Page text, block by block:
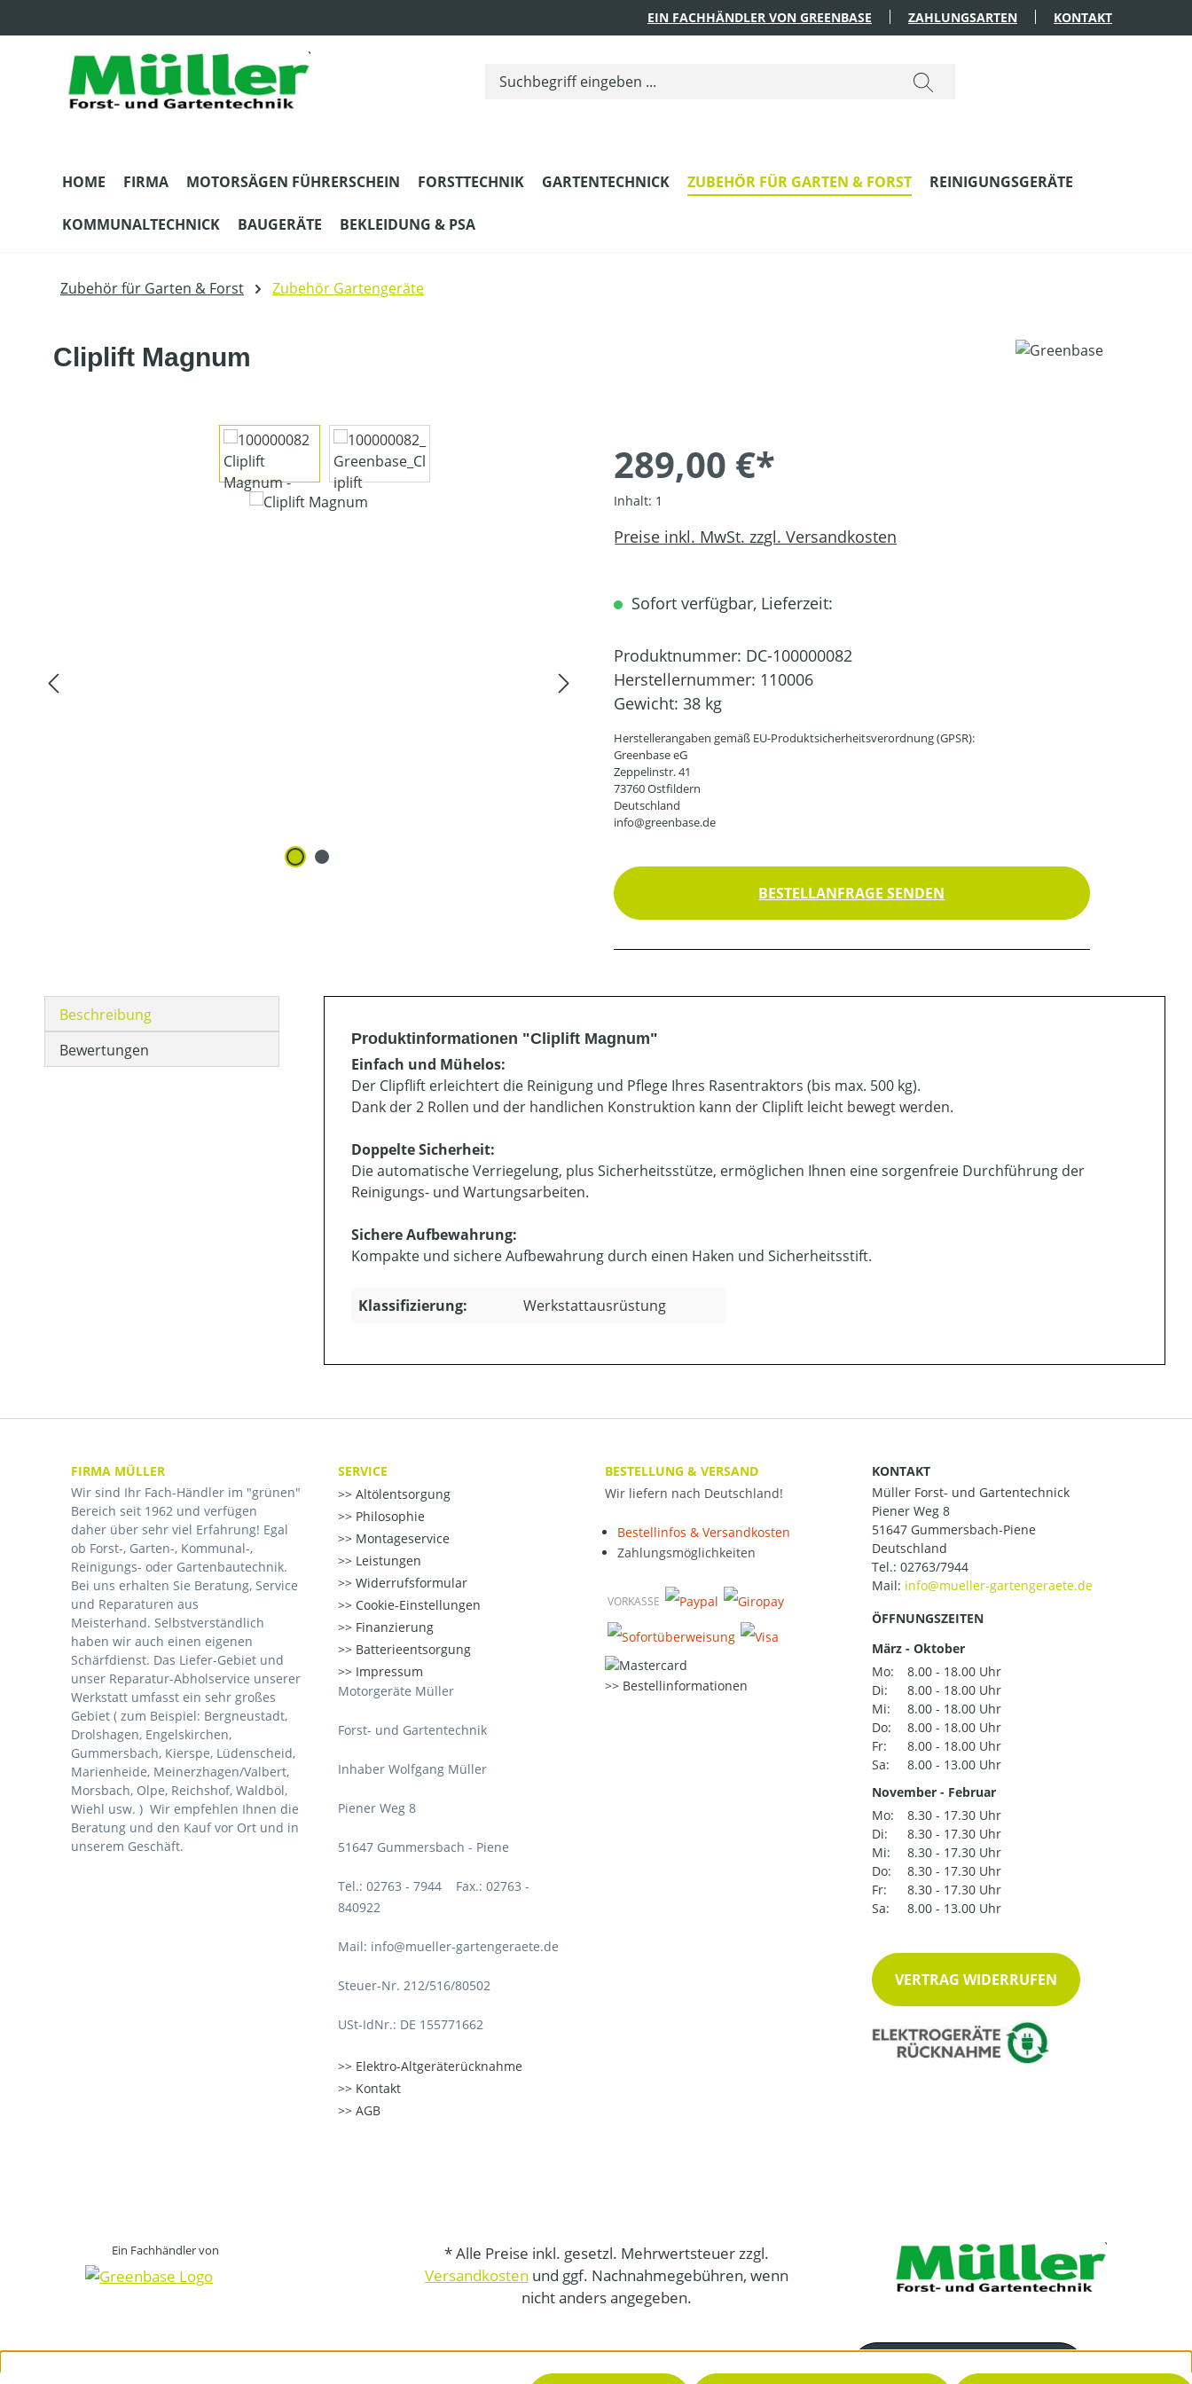
EIN FACHHÄNDLER VON GREENBASE ZAHLUNGSARTEN KONTAKT
HOME FIRMA MOTORSÄGEN FÜHRERSCHEIN FORSTTECHNIK GARTENTECHNICK ZUBEHÖR FÜR GARTEN & FORST REINIGUNGSGERÄTE
KOMMUNALTECHNICK BAUGERÄTE BEKLEIDUNG & PSA
Zubehör für Garten & Forst Zubehör Gartengeräte
Cliplift Magnum
289,00 €*
Inhalt: 1
Preise inkl. MwSt. zzgl. Versandkosten
Sofort verfügbar, Lieferzeit:
Produktnummer: DC-100000082
Herstellernummer: 110006
Gewicht: 38 kg
Herstellerangaben gemäß EU-Produktsicherheitsverordnung (GPSR):
Greenbase eG
Zeppelinstr. 41
73760 Ostfildern
Deutschland
info@greenbase.de
BESTELLANFRAGE SENDEN
Beschreibung
Bewertungen
Produktinformationen "Cliplift Magnum"
Einfach und Mühelos:
Der Clipflift erleichtert die Reinigung und Pflege Ihres Rasentraktors (bis max. 500 kg).
Dank der 2 Rollen und der handlichen Konstruktion kann der Cliplift leicht bewegt werden.
Doppelte Sicherheit:
Die automatische Verriegelung, plus Sicherheitsstütze, ermöglichen Ihnen eine sorgenfreie Durchführung der
Reinigungs- und Wartungsarbeiten.
Sichere Aufbewahrung:
Kompakte und sichere Aufbewahrung durch einen Haken und Sicherheitsstift.
Klassifizierung: Werkstattausrüstung
FIRMA MÜLLER
Wir sind Ihr Fach-Händler im "grünen"
Bereich seit 1962 und verfügen
daher über sehr viel Erfahrung! Egal
ob Forst-, Garten-, Kommunal-,
Reinigungs- oder Gartenbautechnik.
Bei uns erhalten Sie Beratung, Service
und Reparaturen aus
Meisterhand. Selbstverständlich
haben wir auch einen eigenen
Schärfdienst. Das Liefer-Gebiet und
unser Reparatur-Abholservice unserer
Werkstatt umfasst ein sehr großes
Gebiet ( zum Beispiel: Bergneustadt,
Drolshagen, Engelskirchen,
Gummersbach, Kierspe, Lüdenscheid,
Marienheide, Meinerzhagen/Valbert,
Morsbach, Olpe, Reichshof, Waldböl,
Wiehl usw. ) Wir empfehlen Ihnen die
Beratung und den Kauf vor Ort und in
unserem Geschäft.
SERVICE
Altölentsorgung
Philosophie
Montageservice
Leistungen
Widerrufsformular
Cookie-Einstellungen
Finanzierung
Batterieentsorgung
Impressum
Motorgeräte Müller
Forst- und Gartentechnik
Inhaber Wolfgang Müller
Piener Weg 8
51647 Gummersbach - Piene
Tel.: 02763 - 7944 Fax.: 02763 -
840922
Mail: info@mueller-gartengeraete.de
Steuer-Nr. 212/516/80502
USt-IdNr.: DE 155771662
Elektro-Altgeräterücknahme
Kontakt
AGB
BESTELLUNG & VERSAND
Wir liefern nach Deutschland!
Bestellinfos & Versandkosten
Zahlungsmöglichkeiten
VORKASSE
Bestellinformationen
KONTAKT
Müller Forst- und Gartentechnick
Piener Weg 8
51647 Gummersbach-Piene
Deutschland
Tel.: 02763/7944
Mail:
ÖFFNUNGSZEITEN
März - Oktober
Mo:
8.00 - 18.00 Uhr
Di:
8.00 - 18.00 Uhr
Mi:
8.00 - 18.00 Uhr
Do:
8.00 - 18.00 Uhr
Fr:
8.00 - 18.00 Uhr
Sa:
8.00 - 13.00 Uhr
November - Februar
Mo:
8.30 - 17.30 Uhr
Di:
8.30 - 17.30 Uhr
Mi:
8.30 - 17.30 Uhr
Do:
8.30 - 17.30 Uhr
Fr:
8.30 - 17.30 Uhr
Sa:
8.00 - 13.00 Uhr
VERTRAG WIDERRUFEN
Ein Fachhändler von
* Alle Preise inkl. gesetzl. Mehrwertsteuer zzgl.
Versandkosten und ggf. Nachnahmegebühren, wenn
nicht anders angegeben.